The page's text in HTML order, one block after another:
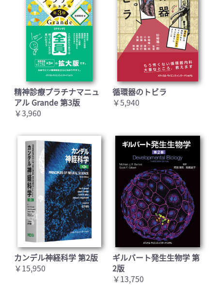
精神診療プラチナマニュ
アル Grande 第3版
￥3,960
循環器のトビラ
￥5,940
カンデル神経科学 第2版
￥15,950
ギルバート発生生物学 第
2版
￥13,750